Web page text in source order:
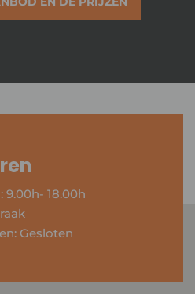
9.00h- 18.00h
Gesloten